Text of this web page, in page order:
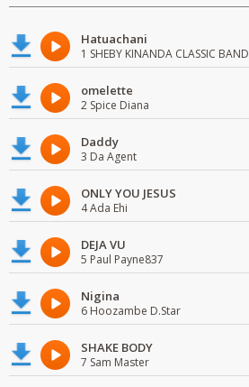
Hatuachani
1 SHEBY KINANDA CLASSIC BAND
omelette
2 Spice Diana
Daddy
3 Da Agent
ONLY YOU JESUS
4 Ada Ehi
DEJA VU
5 Paul Payne837
Nigina
6 Hoozambe D.Star
SHAKE BODY
7 Sam Master